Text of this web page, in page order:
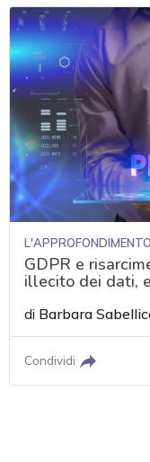
L'APPROFONDIMENTO
GDPR e
illecito dei dati,
di Barbara
Condividi